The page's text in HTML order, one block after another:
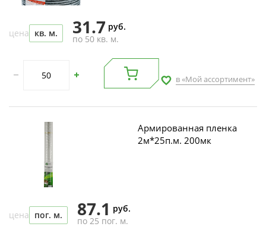
цена кв. м. 31.7 руб.
по 50 кв. м.
в «Мой ассортимент»
Армированная пленка
2м*25п.м. 200мк
цена пог. м. 87.1 руб.
по 25 пог. м.